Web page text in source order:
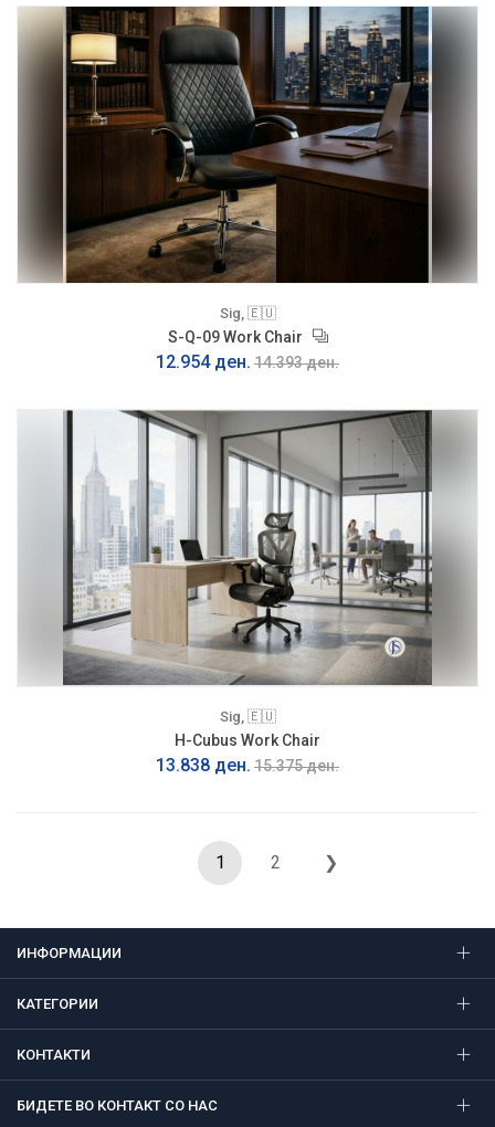
Sig, 🇪🇺
S-Q-09 Work Chair
12.954 ден. 14.393 ден.
Sig, 🇪🇺
H-Cubus Work Chair
13.838 ден. 15.375 ден.
1 2 ❯
ИНФОРМАЦИИ
КАТЕГОРИИ
КОНТАКТИ
БИДЕТЕ ВО КОНТАКТ СО НАС